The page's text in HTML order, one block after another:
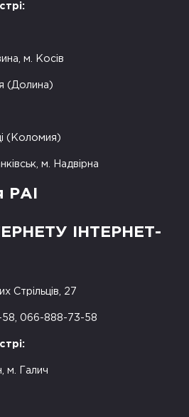
м. Косів
(Долина)
(Коломия)
м. Надвірна
РАІ
ІНТЕРНЕТ-
Стрільців, 27
066-888-73-58
м. Галич